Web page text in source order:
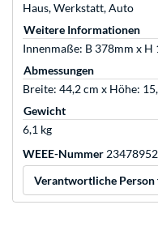
Haus, Werkstatt, Auto
Weitere Informationen
Innenmaße: B 378mm x H
Abmessungen
Breite: 44,2 cm x Höhe:
Gewicht
6,1 kg
WEEE-Nummer 23478952
Verantwortliche Person